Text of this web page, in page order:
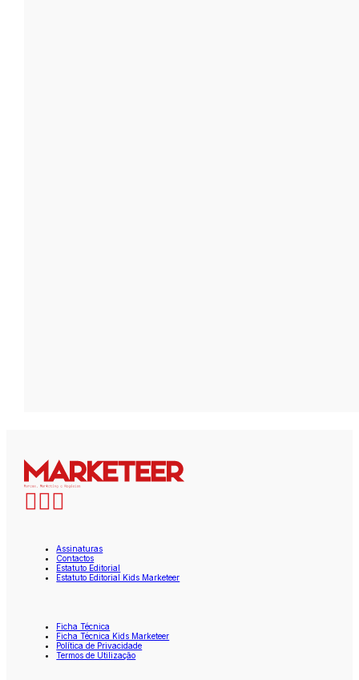
Assinaturas
Contactos
Estatuto Editorial
Estatuto Editorial Kids Marketeer
Ficha Técnica
Ficha Técnica Kids Marketeer
Política de Privacidade
Termos de Utilização